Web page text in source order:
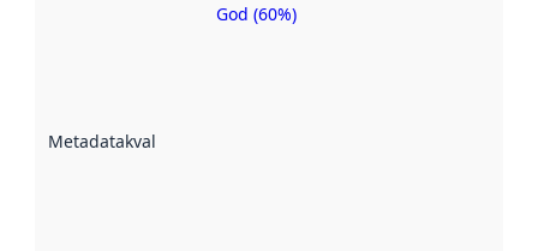
Metadatakvalitet
Metadatakvalitet
God (60%)